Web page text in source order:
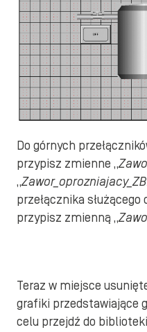
Do górnych
przypisz zmienne „
„
przełącznika
przypisz zmienną „
Teraz w miejsce
grafiki przedstawiające
celu przejdź do